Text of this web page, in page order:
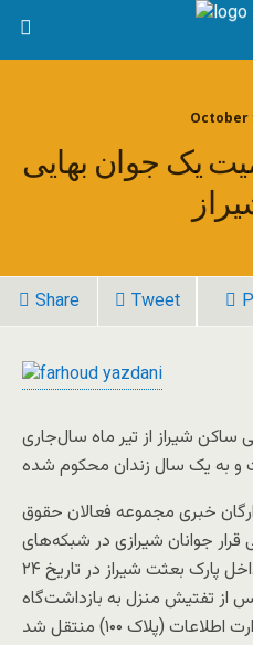
October
یک جوان بهایی
Share Tweet
۱۸ ساله بهایی ساکن شیراز از تیر ماه سال‌جاری
ارگان خبری مجموعه فعالان حقوق
قرار جوانان شیرازی در شبکه‌های
اجتماعی برای انجام آب بازی داخل پارک بعثت شیراز در تاریخ ۲۴
از تفتیش منزل به بازداشت‌گاه